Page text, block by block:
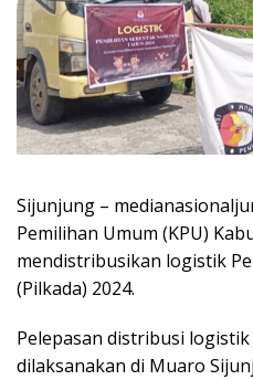
Sijunjung –
Pemilihan Umum (KPU)
mendistribusikan logistik
(Pilkada) 2024.
Pelepasan distribusi
dilaksanakan di Muaro